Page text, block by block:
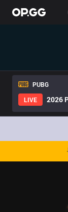
PUBG
LIVE
2026